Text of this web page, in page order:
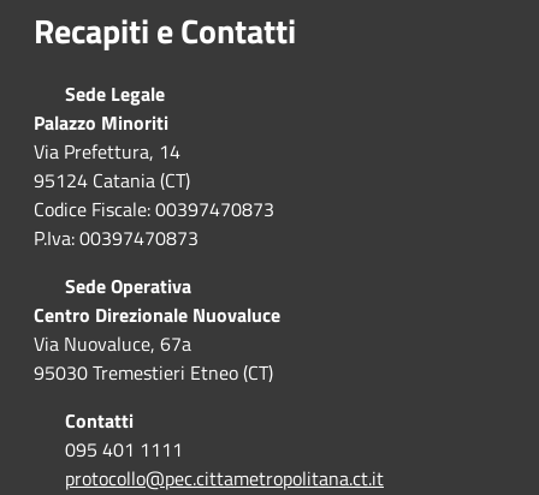
Recapiti e Contatti
Sede Legale
Palazzo Minoriti
Via Prefettura, 14
95124 Catania (CT)
Codice Fiscale: 00397470873
P.Iva: 00397470873
Sede Operativa
Centro Direzionale Nuovaluce
Via Nuovaluce, 67a
95030 Tremestieri Etneo (CT)
Contatti
095 401 1111
protocollo@pec.cittametropolitana.ct.it